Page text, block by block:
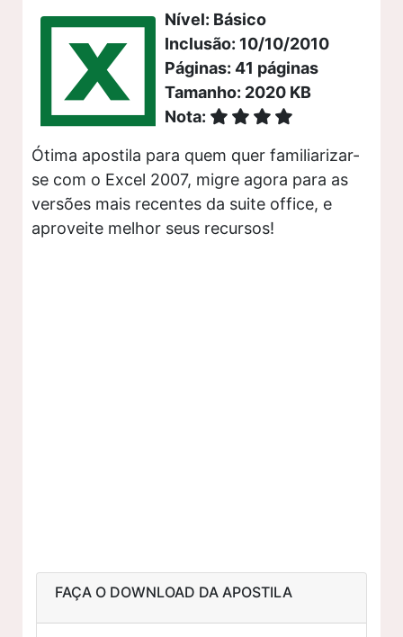
Nível: Básico
Inclusão: 10/10/2010
Páginas: 41 páginas
Tamanho: 2020 KB
Nota:
Ótima apostila para quem quer familiarizar-
se com o Excel 2007, migre agora para as
versões mais recentes da suite office, e
aproveite melhor seus recursos!
FAÇA O DOWNLOAD DA APOSTILA